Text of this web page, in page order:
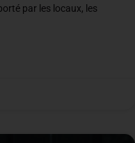
par les locaux, les